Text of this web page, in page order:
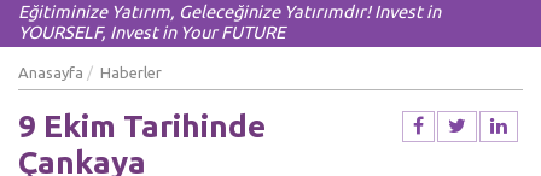
Eğitiminize Yatırım, Geleceğinize Yatırımdır! Invest in
YOURSELF, Invest in Your FUTURE
Anasayfa Haberler
9 Ekim Tarihinde
Çankaya